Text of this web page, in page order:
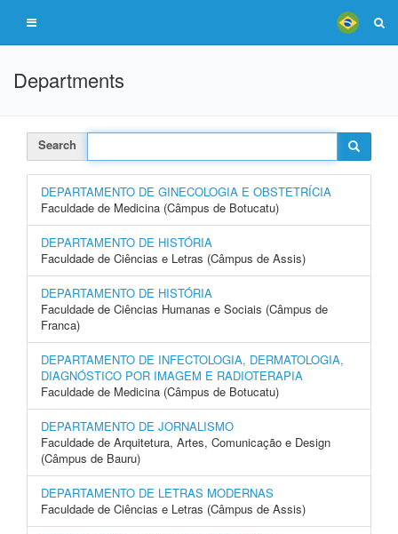
Departments
Search
DEPARTAMENTO DE GINECOLOGIA E OBSTETRÍCIA
Faculdade de Medicina (Câmpus de Botucatu)
DEPARTAMENTO DE HISTÓRIA
Faculdade de Ciências e Letras (Câmpus de Assis)
DEPARTAMENTO DE HISTÓRIA
Faculdade de Ciências Humanas e Sociais (Câmpus de
Franca)
DEPARTAMENTO DE INFECTOLOGIA, DERMATOLOGIA,
DIAGNÓSTICO POR IMAGEM E RADIOTERAPIA
Faculdade de Medicina (Câmpus de Botucatu)
DEPARTAMENTO DE JORNALISMO
Faculdade de Arquitetura, Artes, Comunicação e Design
(Câmpus de Bauru)
DEPARTAMENTO DE LETRAS MODERNAS
Faculdade de Ciências e Letras (Câmpus de Assis)